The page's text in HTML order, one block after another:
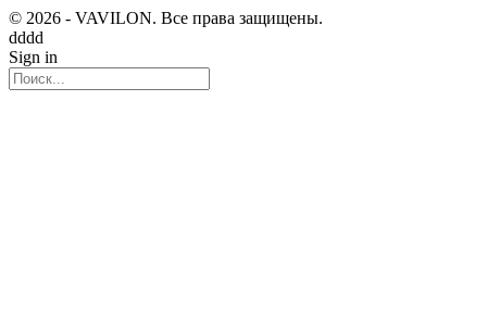
© 2026 - VAVILON. Все права защищены.
dddd
Sign in